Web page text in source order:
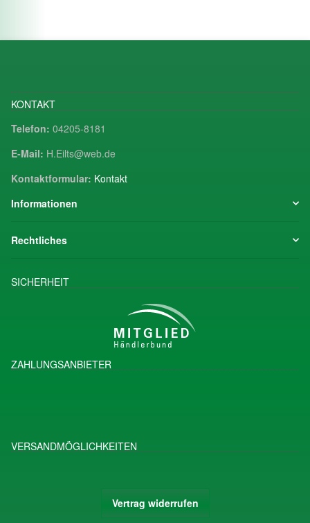
KONTAKT
Telefon: 04205-8181
E-Mail: H.Eilts@web.de
Kontaktformular: Kontakt
Informationen
Rechtliches
SICHERHEIT
ZAHLUNGSANBIETER
VERSANDMÖGLICHKEITEN
Vertrag widerrufen